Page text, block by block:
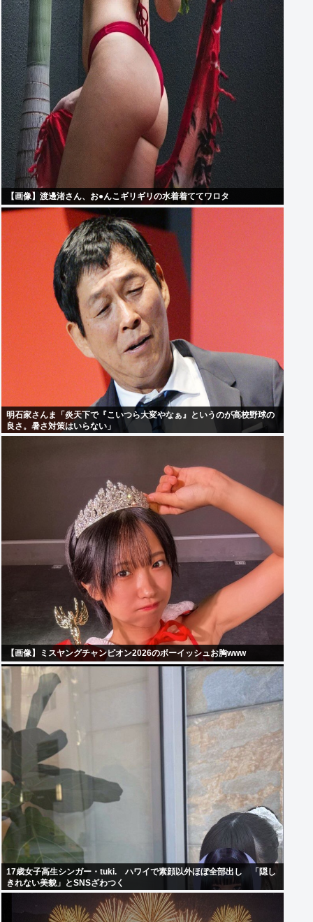
【画像】渡邊渚さん、お●んこギリギリの水着着ててワロタ
明石家さんま「炎天下で『こいつら大変やなぁ』というのが高校野球の
良さ。暑さ対策はいらない」
【画像】ミスヤングチャンピオン2026のボーイッシュお胸www
17歳女子高生シンガー・tuki. ハワイで素顔以外ほぼ全部出し 「隠し
きれない美貌」とSNSざわつく